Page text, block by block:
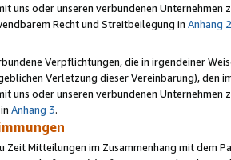
uns oder unseren verbundenen
Recht und Streitbeilegung in Anhang 2
Verpflichtungen, die in irgendeiner
Verletzung dieser Vereinbarung), den
uns oder unseren verbundenen
Anhang 3.
Zeit Mitteilungen im Zusammenhang mit dem